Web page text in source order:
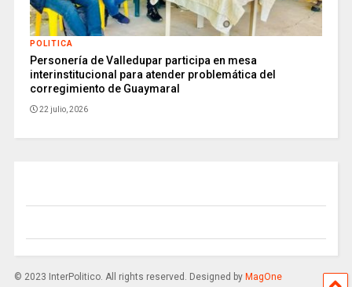
POLITICA
Personería de Valledupar participa en mesa
interinstitucional para atender problemática del
corregimiento de Guaymaral
22 julio, 2026
© 2023 InterPolitico. All rights reserved. Designed by MagOne